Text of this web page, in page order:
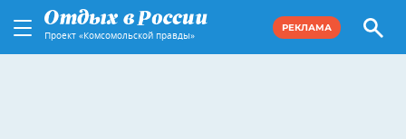
Проект «Комсомольской правды»
РЕКЛАМА